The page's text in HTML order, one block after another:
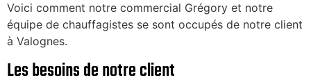
Voici comment notre commercial Grégory et notre
équipe de chauffagistes se sont occupés de notre client
à Valognes.
Les besoins de notre client